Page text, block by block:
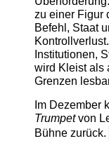
zu einer Figur
Befehl, Staat
Institutionen,
wird Kleist als
Grenzen
Im Dezember
Trumpetvon
Bühne zurück.